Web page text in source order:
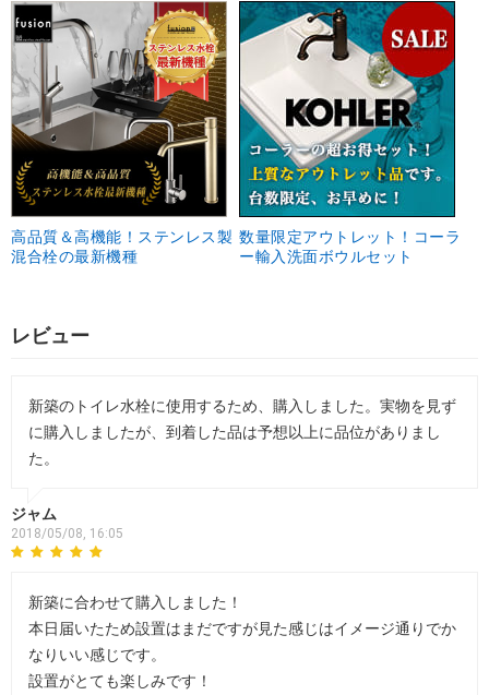
高品質＆高機能！ステンレス製
混合栓の最新機種
数量限定アウトレット！コーラ
ー輸入洗面ボウルセット
レビュー
新築のトイレ水栓に使用するため、購入しました。実物を見ず
に購入しましたが、到着した品は予想以上に品位がありまし
た。
ジャム
2018/05/08, 16:05
新築に合わせて購入しました！
本日届いたため設置はまだですが見た感じはイメージ通りでか
なりいい感じです。
設置がとても楽しみです！